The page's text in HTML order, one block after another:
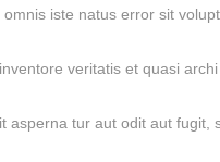
iste natus error sit
veritatis et quasi
asperna tur aut odit aut fugit,